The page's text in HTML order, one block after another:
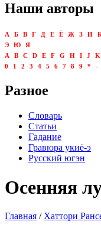
Наши авторы
А Б В Г Д Е Ё Ж З И
Э
Ю
Я
A
B C D E F G H I J K
0
1 2 3 4 5 6 7 8 9 * -
Разное
Словарь
Статьи
Гадание
Гравюра укиё-э
Русский югэн
Осенняя
Главная / Хаттори